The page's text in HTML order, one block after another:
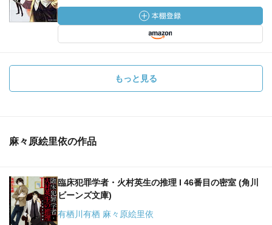
もっと見る
麻々原絵里依の作品
臨床犯罪学者・火村英生の推理 I 46番目の密室 (角川
ビーンズ文庫)
有栖川有栖 麻々原絵里依